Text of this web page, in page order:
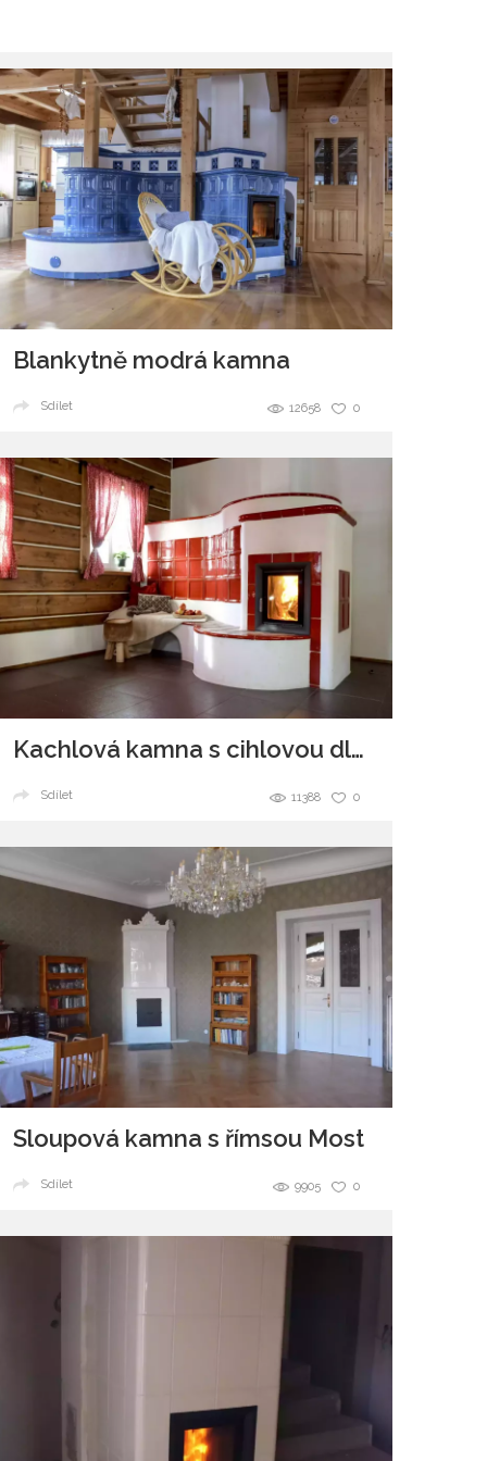
Blankytně modrá kamna
0
12658
Sdílet
Kachlová kamna s cihlovou dlažbou
0
11388
Sdílet
Sloupová kamna s římsou Most
0
9905
Sdílet